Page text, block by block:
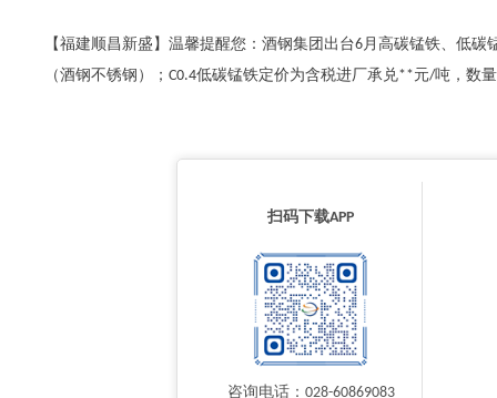
【福建顺昌新盛】温馨提醒您：酒钢集团出台6月高碳锰铁、低
（酒钢不锈钢）；C0.4低碳锰铁定价为含税进厂承兑**元/吨，数
扫码下载APP
咨询电话：028-60869083